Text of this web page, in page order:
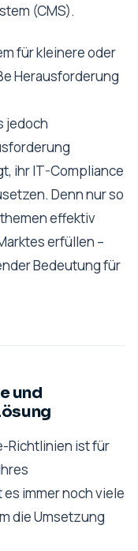
(CMS).
für kleinere oder
Herausforderung
jedoch
ihr IT-Compliance
Denn nur so
effektiv
erfüllen –
Bedeutung für
und
Richtlinien ist für
immer noch viele
die Umsetzung